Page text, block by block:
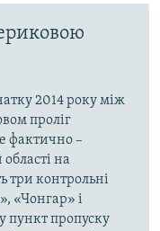
2014 року між
проліг
фактично –
на
три контрольні
«Чонгар» і
пункт пропуску